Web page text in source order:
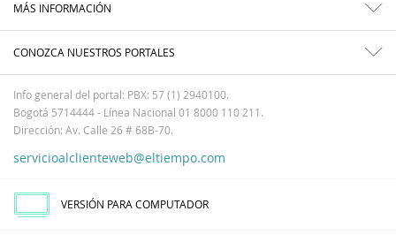
MÁS INFORMACIÓN
CONOZCA NUESTROS PORTALES
Info general del portal: PBX: 57 (1) 2940100.
Bogotá 5714444 - Línea Nacional 01 8000 110 211.
Dirección: Av. Calle 26 # 68B-70.
servicioalclienteweb@eltiempo.com
VERSIÓN PARA COMPUTADOR